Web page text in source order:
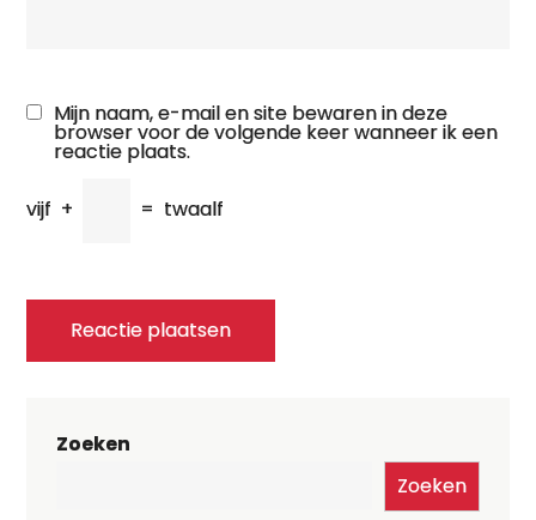
Mijn naam, e-mail en site bewaren in deze
browser voor de volgende keer wanneer ik een
reactie plaats.
vijf + = twaalf
Zoeken
Zoeken